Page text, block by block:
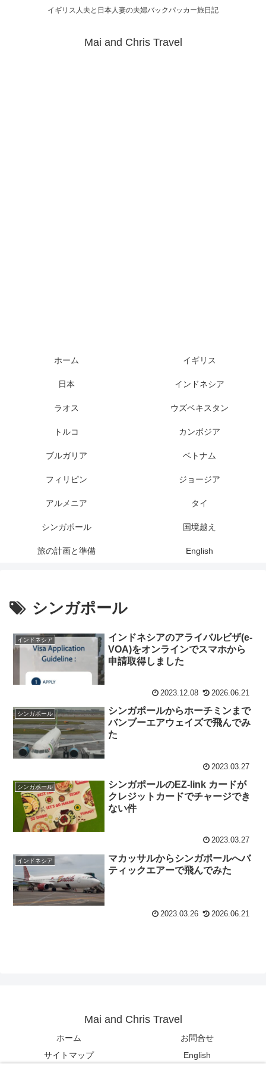
イギリス人夫と日本人妻の夫婦バックパッカー旅日記
Mai and Chris Travel
ホーム イギリス
日本 インドネシア
ラオス ウズベキスタン
トルコ カンボジア
ブルガリア ベトナム
フィリピン ジョージア
アルメニア タイ
シンガポール 国境越え
旅の計画と準備 English
シンガポール
インドネシア
インドネシアのアライバルビザ(e-
VOA)をオンラインでスマホから
申請取得しました
2023.12.08 2026.06.21
シンガポール
シンガポールからホーチミンまで
バンブーエアウェイズで飛んでみ
た
2023.03.27
シンガポール
シンガポールのEZ-link カードが
クレジットカードでチャージでき
ない件
2023.03.27
インドネシア
マカッサルからシンガポールへバ
ティックエアーで飛んでみた
2023.03.26 2026.06.21
Mai and Chris Travel
ホーム
お問合せ
サイトマップ
English